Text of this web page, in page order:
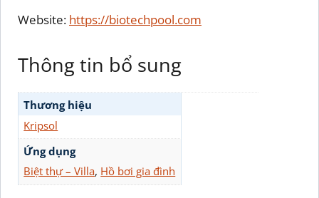
Website: https://biotechpool.com
Thông tin bổ sung
Thương hiệu
Kripsol
Ứng dụng
Biệt thự – Villa, Hồ bơi gia đình